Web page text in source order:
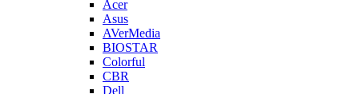
Acer
Asus
AVerMedia
BIOSTAR
Colorful
CBR
Dell